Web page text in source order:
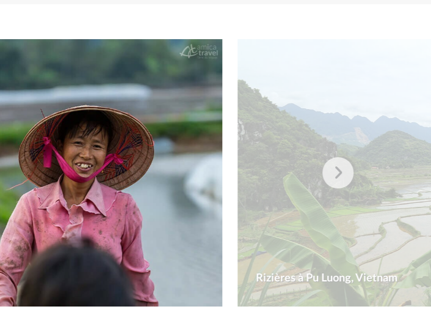
Rizières à Pu Luong, Vietnam